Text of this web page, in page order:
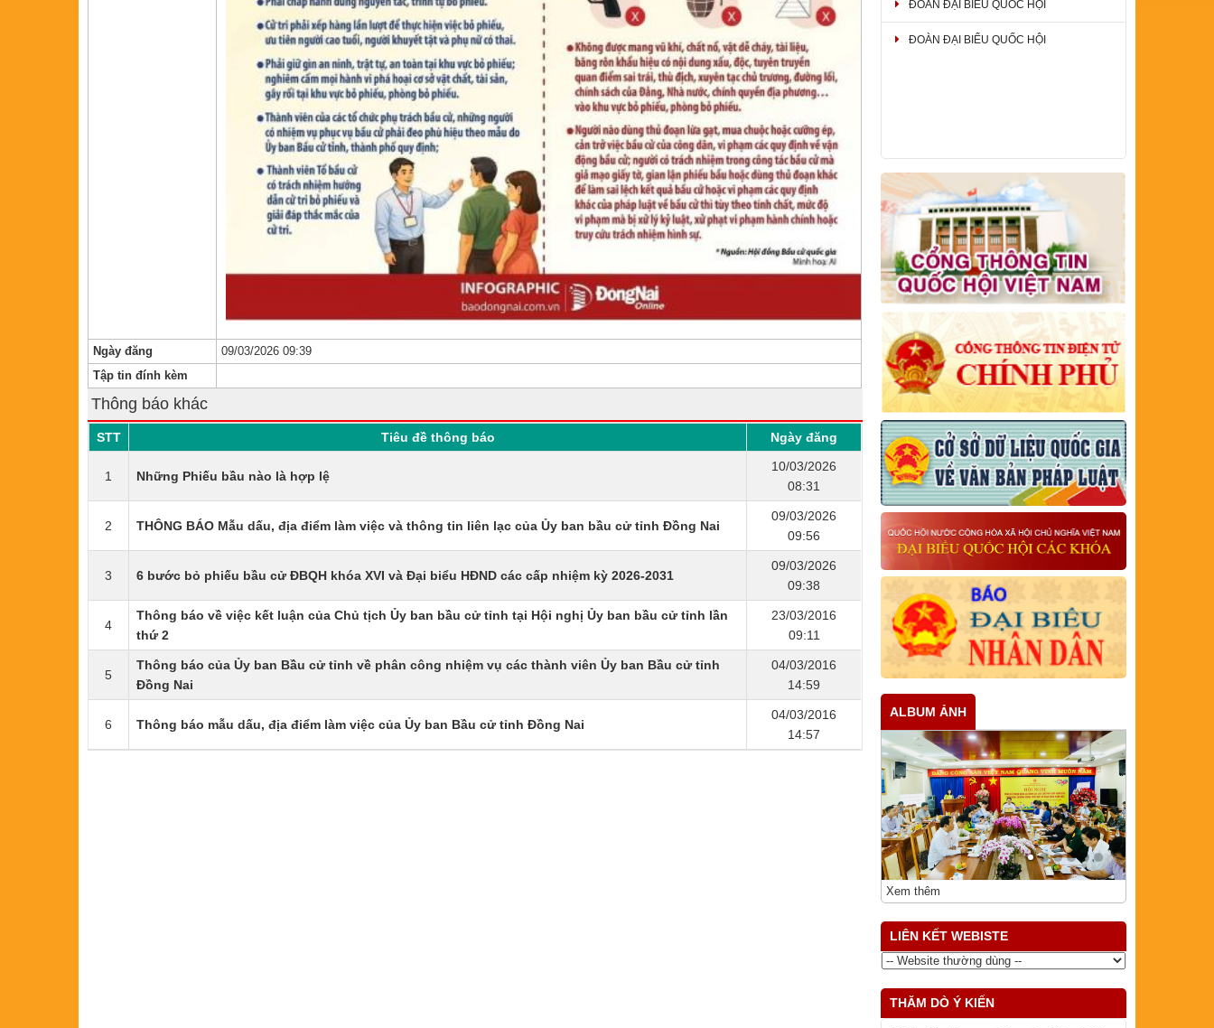
Ngày đăng
09/03/2026 09:39
Tập tin đính kèm
Thông báo khác
STT Tiêu đề thông báo Ngày đăng
1 Những Phiếu bầu nào là hợp lệ
10/03/2026
08:31
2 THÔNG BÁO Mẫu dấu, địa điểm làm việc và thông tin liên lạc của Ủy ban bầu cử tỉnh Đồng Nai
09/03/2026
09:56
3 6 bước bỏ phiếu bầu cử ĐBQH khóa XVI và Đại biểu HĐND các cấp nhiệm kỳ 2026-2031
09/03/2026
09:38
4
Thông báo về việc kết luận của Chủ tịch Ủy ban bầu cử tỉnh tại Hội nghị Ủy ban bầu cử tỉnh lần
thứ 2
23/03/2016
09:11
5
Thông báo của Ủy ban Bầu cử tỉnh về phân công nhiệm vụ các thành viên Ủy ban Bầu cử tỉnh
Đồng Nai
04/03/2016
14:59
6 Thông báo mẫu dấu, địa điểm làm việc của Ủy ban Bầu cử tỉnh Đồng Nai
04/03/2016
14:57
ĐOÀN ĐẠI BIỂU QUỐC HỘI
ALBUM ẢNH
Xem thêm
LIÊN KẾT WEBISTE